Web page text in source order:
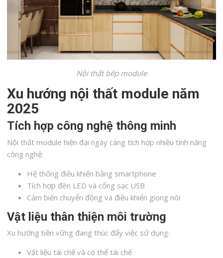
Nội thất bếp module
Xu hướng nội thất module năm
2025
Tích hợp công nghệ thông minh
Nội thất module hiện đại ngày càng tích hợp nhiều tính năng
công nghệ:
Hệ thống điều khiển bằng smartphone
Tích hợp đèn LED và cổng sạc USB
Cảm biến chuyển động và điều khiển giọng nói
Vật liệu thân thiện môi trường
Xu hướng bền vững đang thúc đẩy việc sử dụng:
Vật liệu tái chế và có thể tái chế